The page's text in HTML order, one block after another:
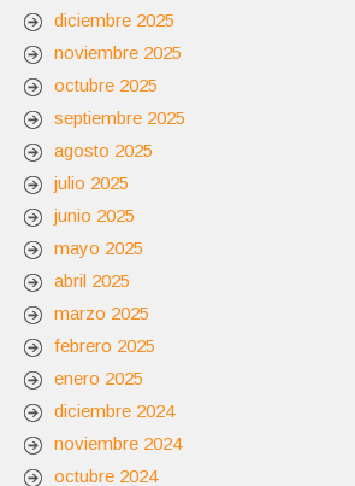
diciembre 2025
noviembre 2025
octubre 2025
septiembre 2025
agosto 2025
julio 2025
junio 2025
mayo 2025
abril 2025
marzo 2025
febrero 2025
enero 2025
diciembre 2024
noviembre 2024
octubre 2024